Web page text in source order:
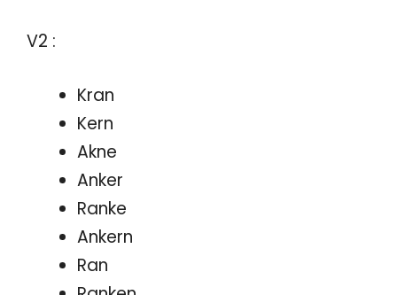
V2 :
Kran
Kern
Akne
Anker
Ranke
Ankern
Ran